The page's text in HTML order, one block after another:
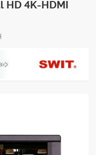
HD 4K-HDMI
Отзывы